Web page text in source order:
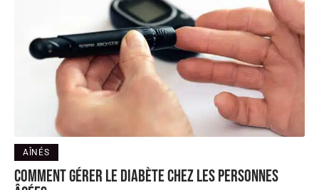
AÎNÉS
Comment gérer le diabète chez les personnes